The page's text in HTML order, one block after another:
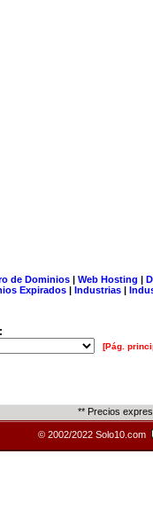
de Dominios| Web Hosting |
Expirados | Industrias |
[Pág.
** Precios
© 2002/2022 Solo10.com